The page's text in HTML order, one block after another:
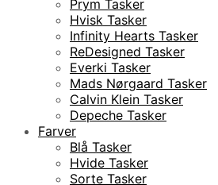
Prym Tasker
Hvisk Tasker
Infinity Hearts Tasker
ReDesigned Tasker
Everki Tasker
Mads Nørgaard Tasker
Calvin Klein Tasker
Depeche Tasker
Farver
Blå Tasker
Hvide Tasker
Sorte Tasker